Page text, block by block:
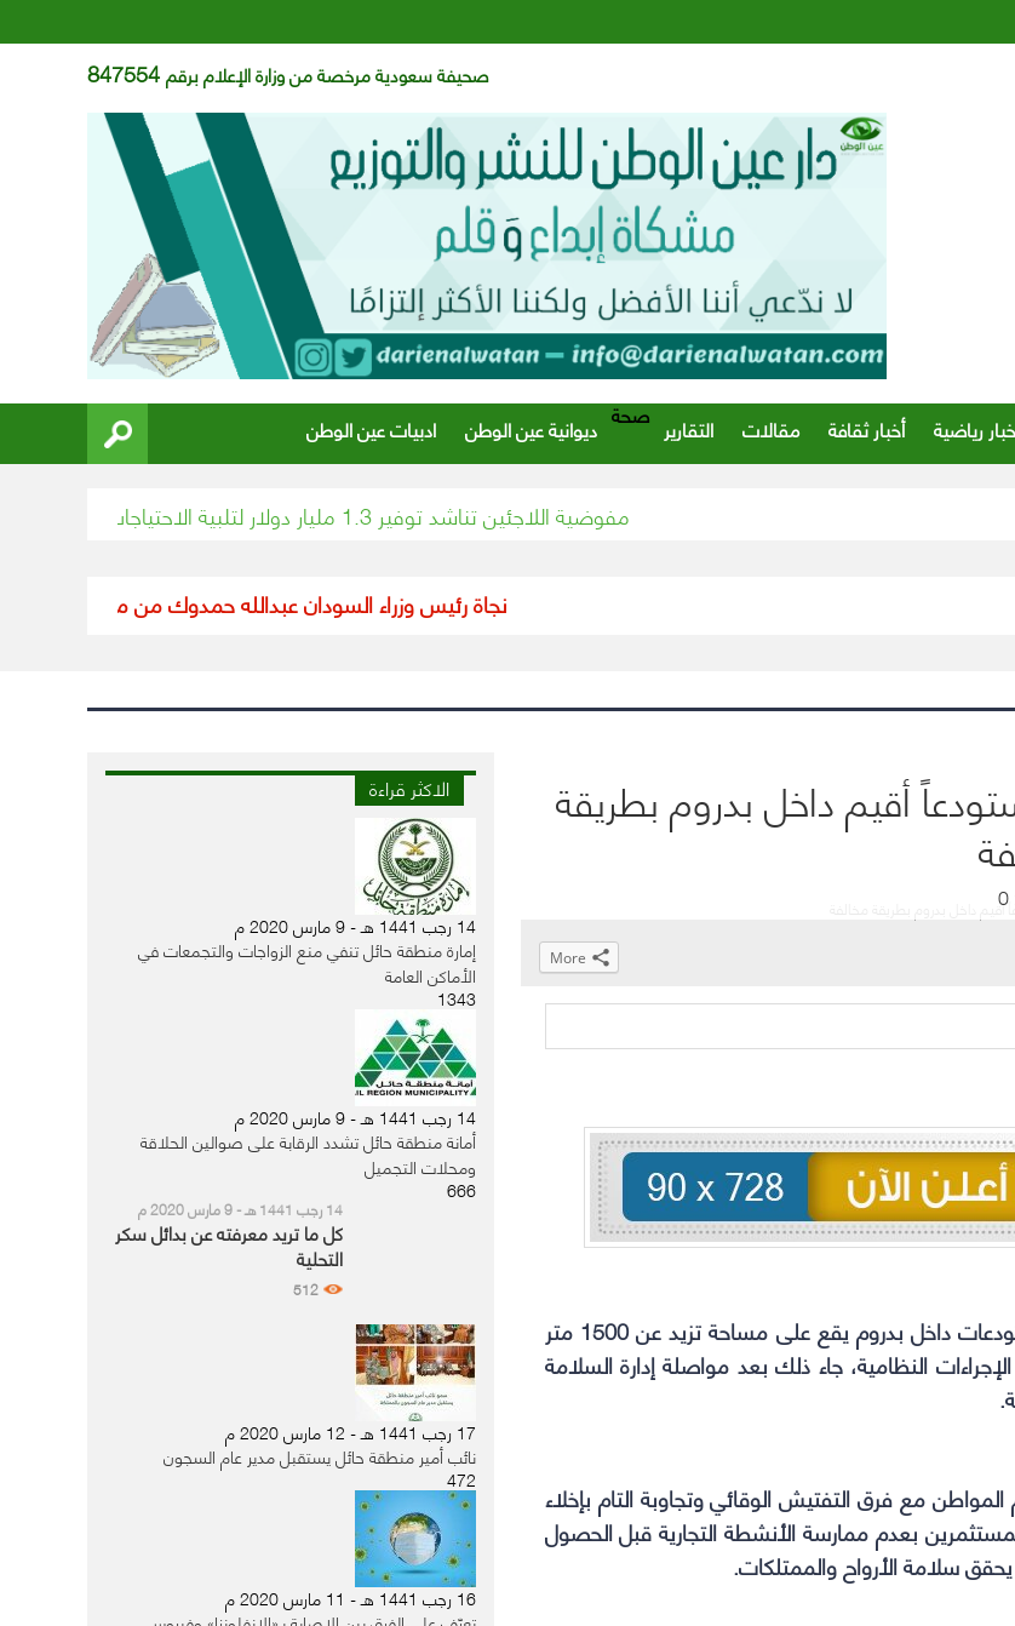
صحيفة سعودية مرخصة من وزارة الإعلام برقم847554
رياضية أخبار ثقافة مقالات التقارير صحة ديوانية عين الوطن ادبيات عين الوطن
مفوضية اللاجئين تناشد توفير 1.3 مليار دولار لتلبية الاحتياجات الإنسانية للاجئين في جنوب السودان
نجاة رئيس وزراء السودان عبدالله حمدوك من محاولة اغتيال
أقيم داخل بدروم بطريقة
داخل بدروم بطريقة مخالفة
أخلت الإدارة العامة للدفاع المدني بمحافظة ينبع أحد المستودعات داخل بدروم يقع على مساحة تزيد عن 1500 متر
النظامية، جاء ذلك بعد مواصلة إدارة السلامة
مع فرق التفتيش الوقائي وتجاوبة التام بإخلاء
بعدم ممارسة الأنشطة التجارية قبل الحصول
سلامة الأرواح والممتلكات.
to
share
(Opens
in
new
window)
to
share
(Opens
in
new
window)
Click
to
share
(Opens
in
new
window)
Click
to
share
(Opens
in
new
window)
More
الاكثر قراءة
14 رجب 1441 هـ - 9 مارس 2020 م
إمارة منطقة حائل تنفي منع الزواجات والتجمعات في
الأماكن العامة
1343
14 رجب 1441 هـ - 9 مارس 2020 م
أمانة منطقة حائل تشدد الرقابة على صوالين الحلاقة
ومحلات التجميل
666
14 رجب 1441 هـ - 9 مارس 2020 م
كل ما تريد معرفته عن بدائل سكر
التحلية
512
17 رجب 1441 هـ - 12 مارس 2020 م
نائب أمير منطقة حائل يستقبل مدير عام السجون
472
16 رجب 1441 هـ - 11 مارس 2020 م